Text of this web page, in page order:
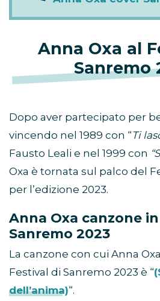
Anna Oxa al
Sanremo
Dopo aver partecipato per
vincendo nel 1989 con “ Ti
Fausto Leali e nel 1999 con
Oxa è tornata sul palco del
per l’edizione 2023.
Anna Oxa canzone
Sanremo 2023
La canzone con cui Anna
Festival di Sanremo 2023 è “
dell’anima)“.